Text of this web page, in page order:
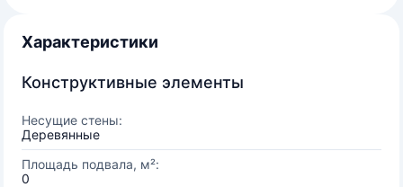
Характеристики
Конструктивные элементы
Несущие стены:
Деревянные
Площадь подвала, м²:
0